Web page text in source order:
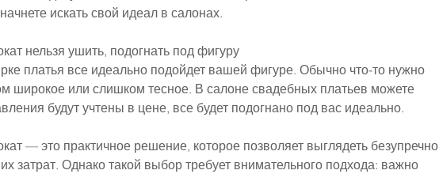
искать свой идеал в салонах.
нельзя ушить, подогнать под фигуру
платья все идеально подойдет вашей фигуре. Обычно что-то нужно
широкое или слишком тесное. В салоне свадебных платьев можете
будут учтены в цене, все будет подогнано под вас идеально.
— это практичное решение, которое позволяет выглядеть безупречно
затрат. Однако такой выбор требует внимательного подхода: важно